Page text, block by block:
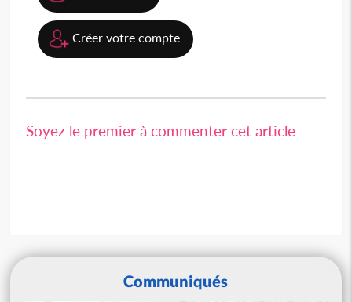
Créer votre compte
Soyez le premier à commenter cet article
Communiqués